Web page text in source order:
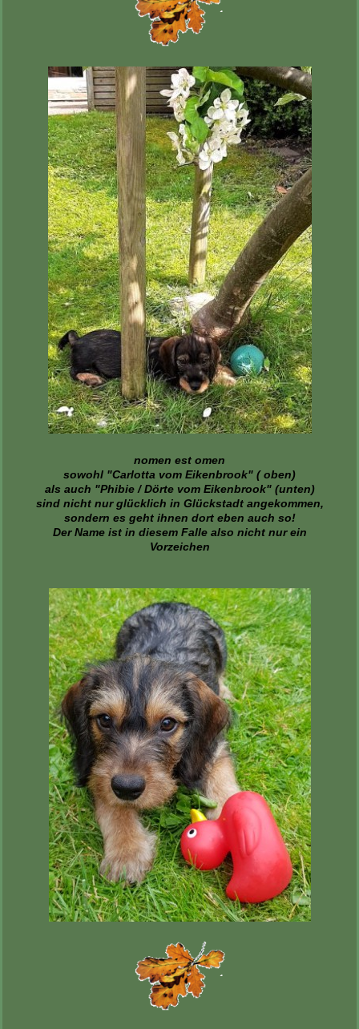
nomen est omen
sowohl "Carlotta vom Eikenbrook" ( oben)
als auch "Phibie / Dörte vom Eikenbrook" (unten)
sind nicht nur glücklich in Glückstadt angekommen,
sondern es geht ihnen dort eben auch so!
Der Name ist in diesem Falle also nicht nur ein
Vorzeichen